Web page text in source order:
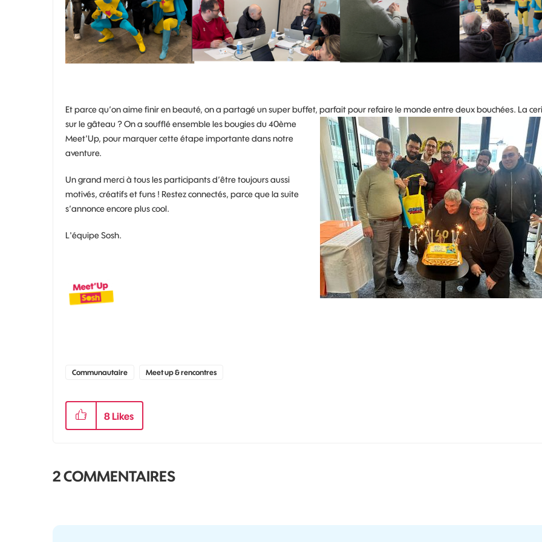
Et parce qu’on aime finir en beauté, on a partagé un super buffet, parfait pour refaire le monde entre deuxbouchées. La
sur le gâteau ? On a soufflé ensemble les bougies du 40ème
Meet'Up, pour marquer cette étape importante dans notre
aventure.
Un grand merci à tous les participants d’être toujours aussi
motivés, créatifs et funs ! Restez connectés, parce que la suite
s’annonce encore plus cool.
L'équipe Sosh.
Communautaire Meet up & rencontres
8 Likes
2 COMMENTAIRES